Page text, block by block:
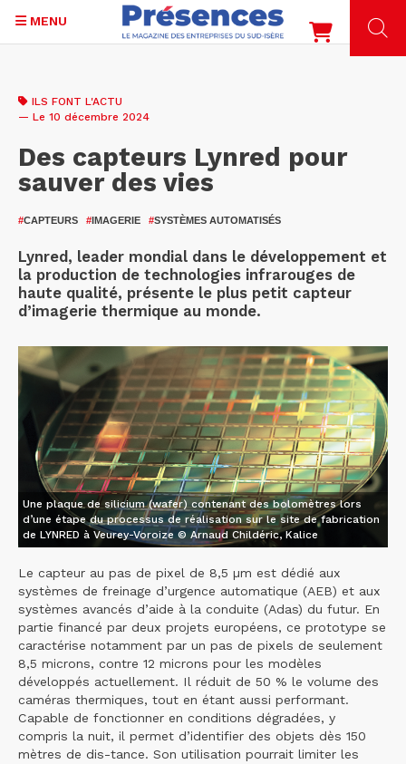
contenu
MENU
ILS FONT L'ACTU
— Le 10 décembre 2024
Des capteurs Lynred pour
sauver des vies
#CAPTEURS #IMAGERIE #SYSTÈMES AUTOMATISÉS
Lynred, leader mondial dans le développement et
la production de technologies infrarouges de
haute qualité, présente le plus petit capteur
d’imagerie thermique au monde.
Une plaque de silicium (wafer) contenant des bolomètres lors
d’une étape du processus de réalisation sur le site de fabrication
de LYNRED à Veurey-Voroize © Arnaud Childéric, Kalice
Le capteur au pas de pixel de 8,5 µm est dédié aux
systèmes de freinage d’urgence automatique (AEB) et aux
systèmes avancés d’aide à la conduite (Adas) du futur. En
partie financé par deux projets européens, ce prototype se
caractérise notamment par un pas de pixels de seulement
8,5 microns, contre 12 microns pour les modèles
développés actuellement. Il réduit de 50 % le volume des
caméras thermiques, tout en étant aussi performant.
Capable de fonctionner en conditions dégradées, y
compris la nuit, il permet d’identifier des objets dès 150
mètres de dis-tance. Son utilisation pourrait limiter les